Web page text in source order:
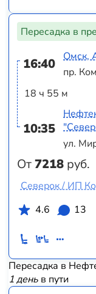
Пересадка в
16:40
18 ч 55 м
10:35
От7218 руб.
Омск,
пр.
ул.
Северок / ИП
4.6
13
Пересадка в
1 деньв пути